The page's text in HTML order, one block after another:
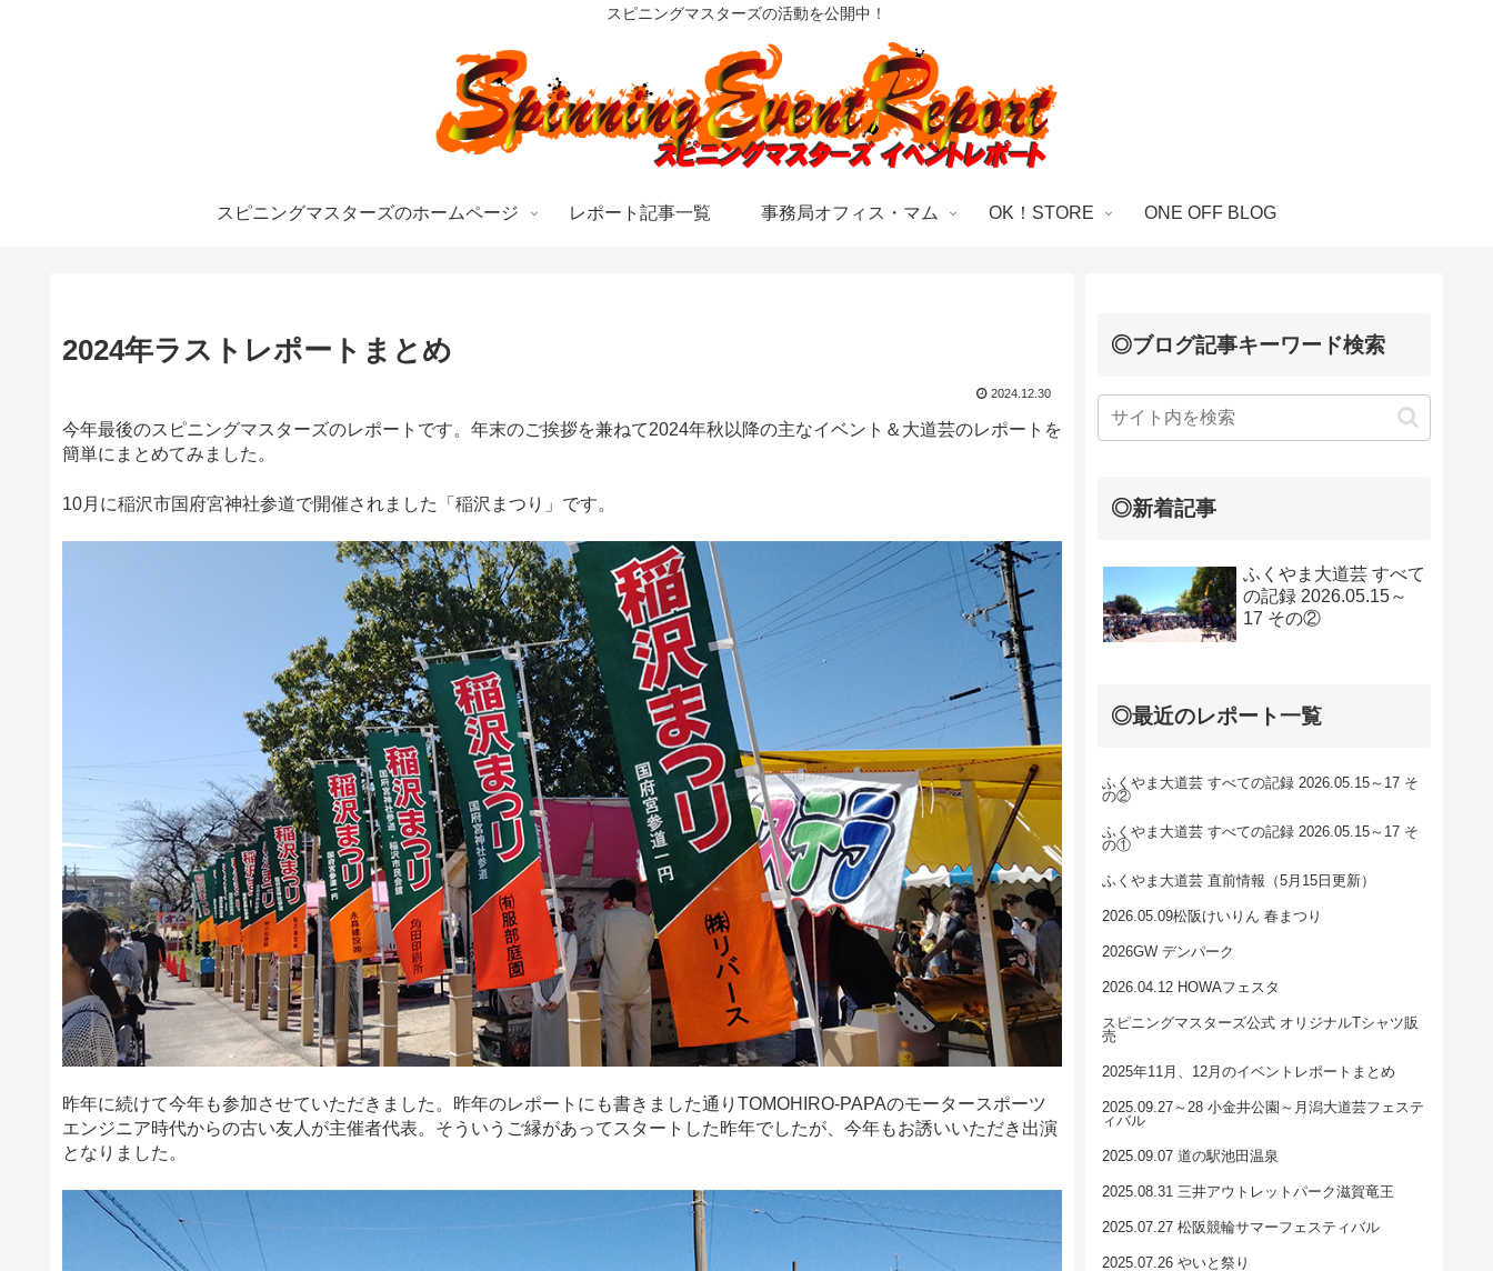
スピニングマスターズの活動を公開中！
スピニングマスターズのホームページ レポート記事一覧 事務局オフィス・マム OK！STORE ONE OFF BLOG
2024年ラストレポートまとめ
2024.12.30
今年最後のスピニングマスターズのレポートです。年末のご挨拶を兼ねて2024年秋以降の主なイベント＆大道芸のレポートを
簡単にまとめてみました。
10月に稲沢市国府宮神社参道で開催されました「稲沢まつり」です。
昨年に続けて今年も参加させていただきました。昨年のレポートにも書きました通りTOMOHIRO-PAPAのモータースポーツ
エンジニア時代からの古い友人が主催者代表。そういうご縁があってスタートした昨年でしたが、今年もお誘いいただき出演
となりました。
◎ブログ記事キーワード検索
◎新着記事
ふくやま大道芸 すべて
の記録 2026.05.15～
17 その②
◎最近のレポート一覧
ふくやま大道芸 すべての記録 2026.05.15～17 そ
の②
ふくやま大道芸 すべての記録 2026.05.15～17 そ
の①
ふくやま大道芸 直前情報（5月15日更新）
2026.05.09松阪けいりん 春まつり
2026GW デンパーク
2026.04.12 HOWAフェスタ
スピニングマスターズ公式 オリジナルTシャツ販
売
2025年11月、12月のイベントレポートまとめ
2025.09.27～28 小金井公園～月潟大道芸フェステ
ィバル
2025.09.07 道の駅池田温泉
2025.08.31 三井アウトレットパーク滋賀竜王
2025.07.27 松阪競輪サマーフェスティバル
2025.07.26 やいと祭り